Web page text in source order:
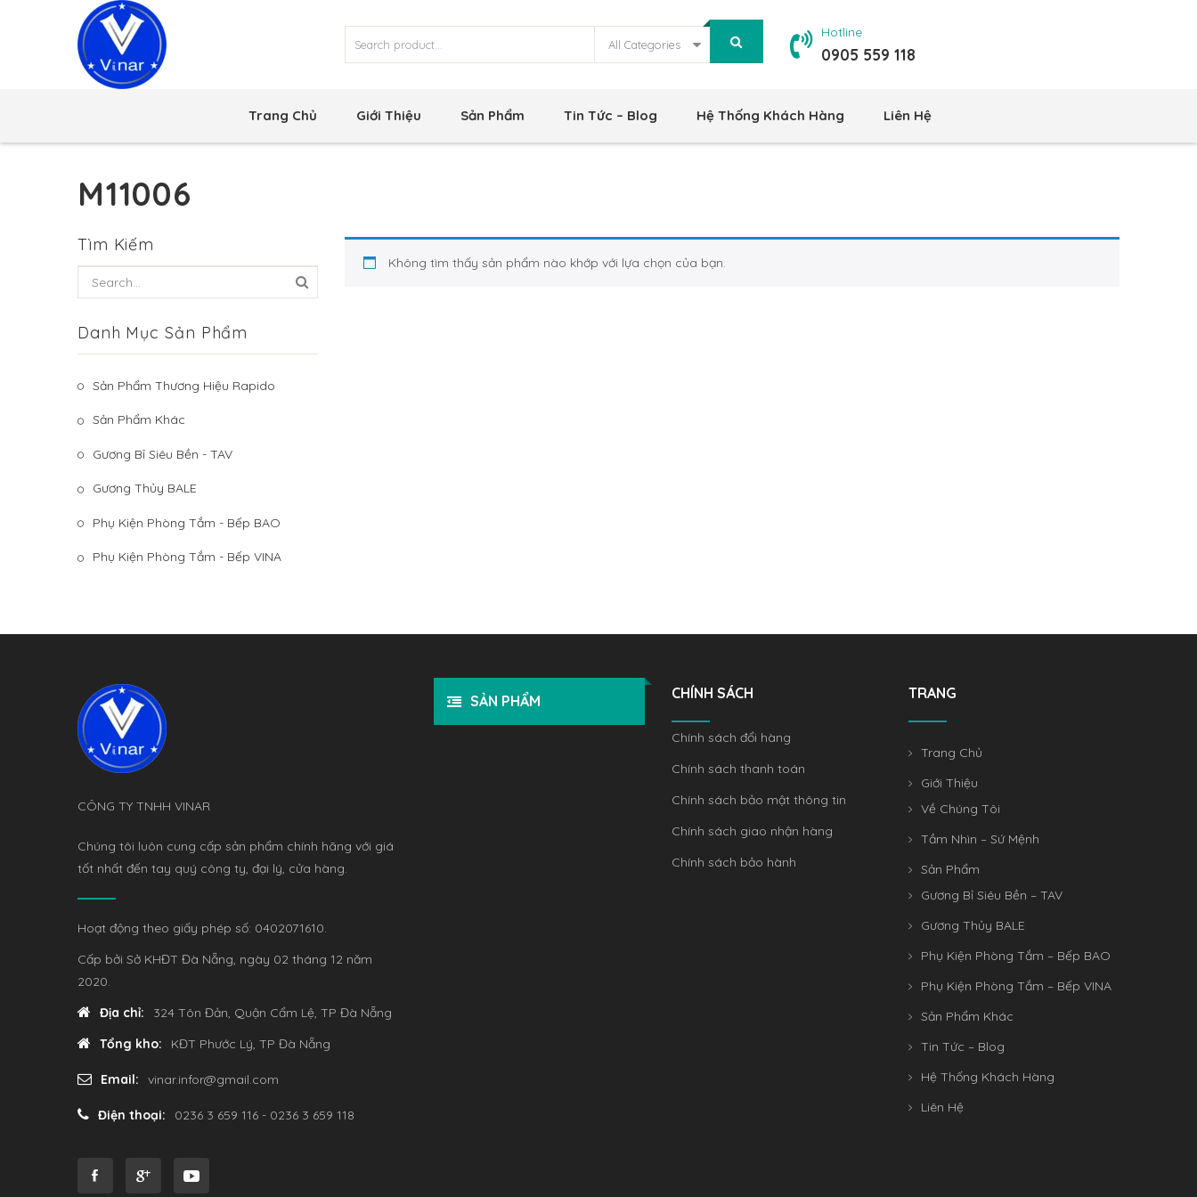
All Categories
Hotline
0905 559 118
Trang Chủ Giới Thiệu Sản Phẩm Tin Tức – Blog Hệ Thống Khách Hàng Liên Hệ
M11006
Tìm Kiếm
Danh Mục Sản Phẩm
Sản Phẩm Thương Hiệu Rapido
Sản Phẩm Khác
Gương Bỉ Siêu Bền - TAV
Gương Thủy BALE
Phụ Kiện Phòng Tắm - Bếp BAO
Phụ Kiện Phòng Tắm - Bếp VINA
Không tìm thấy sản phẩm nào khớp với lựa chọn của bạn.
CÔNG TY TNHH VINAR
Chúng tôi luôn cung cấp sản phẩm chính hãng với giá
tốt nhất đến tay quý công ty, đại lý, cửa hàng.
Hoạt động theo giấy phép số: 0402071610.
Cấp bởi Sở KHĐT Đà Nẵng, ngày 02 tháng 12 năm
2020.
Địa chỉ:
324 Tôn Đản, Quận Cẩm Lệ, TP Đà Nẵng
Tổng kho:
KĐT Phước Lý, TP Đà Nẵng
Email: vinar.infor@gmail.com
Điện thoại: 0236 3 659 116 - 0236 3 659 118
SẢN PHẨM CHÍNH SÁCH
Chính sách đổi hàng
Chính sách thanh toán
Chính sách bảo mật thông tin
Chính sách giao nhận hàng
Chính sách bảo hành
TRANG
Trang Chủ
Giới Thiệu
Về Chúng Tôi
Tầm Nhìn – Sứ Mệnh
Sản Phẩm
Gương Bỉ Siêu Bền – TAV
Gương Thủy BALE
Phụ Kiện Phòng Tắm – Bếp BAO
Phụ Kiện Phòng Tắm – Bếp VINA
Sản Phẩm Khác
Tin Tức – Blog
Hệ Thống Khách Hàng
Liên Hệ